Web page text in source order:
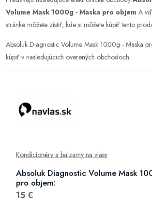
Volume Mask 1000g - Maska pro objem A
stránke môžete zistiť, kde si môžete kúpiť tento
Absoluk Diagnostic Volume Mask 1000g - Maska
kúpiť v nasledujúcich overených obchodoch:
Kondicionéry a balzamy na vlasy
Absoluk Diagnostic Volume Mask
pro objem:
15 €